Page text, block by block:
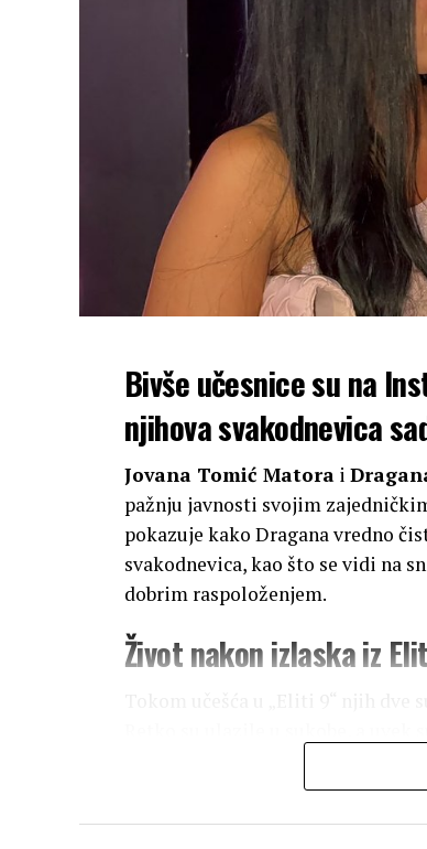
Bivše učesnice su na
njihova svakodnevica
Jovana Tomić Matora i
pažnju javnosti svojim
pokazuje kako Dragana vredno
svakodnevica, kao što se vidi na
dobrim raspoloženjem.
Život nakon izlaska iz
odnosu bila je Draganina
Zbog toga su u rijalitiju često